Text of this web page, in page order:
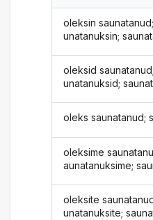
oleksin
unatanuksin;
oleksid
unatanuksid;
oleks saunatanud;
oleksime
aunatanuksime;
oleksite
unatanuksite;